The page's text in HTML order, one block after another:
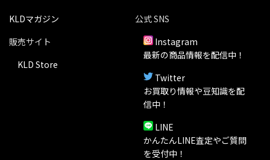
KLDマガジン
販売サイト
KLD Store
公式 SNS
Instagram
最新の商品情報を配信中！
Twitter
お買取り情報や豆知識を配
信中！
LINE
かんたんLINE査定やご質問
を受付中！